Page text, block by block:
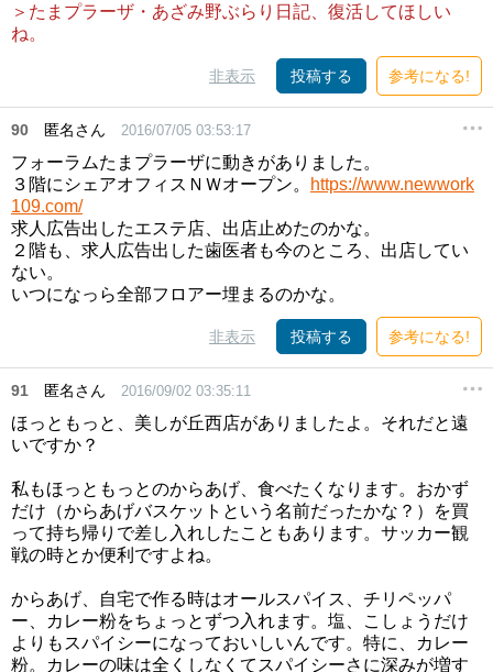
＞たまプラーザ・あざみ野ぶらり日記、復活してほしい
ね。
非表示 投稿する 参考になる!
90 匿名さん 2016/07/05 03:53:17
フォーラムたまプラーザに動きがありました。
３階にシェアオフィスＮＷオープン。
https://www.newwork
109.com/
求人広告出したエステ店、出店止めたのかな。
２階も、求人広告出した歯医者も今のところ、出店してい
ない。
いつになっら全部フロアー埋まるのかな。
非表示 投稿する 参考になる!
91 匿名さん 2016/09/02 03:35:11
ほっともっと、美しが丘西店がありましたよ。それだと遠
いですか？
私もほっともっとのからあげ、食べたくなります。おかず
だけ（からあげバスケットという名前だったかな？）を買
って持ち帰りで差し入れしたこともあります。サッカー観
戦の時とか便利ですよね。
からあげ、自宅で作る時はオールスパイス、チリペッパ
ー、カレー粉をちょっとずつ入れます。塩、こしょうだけ
よりもスパイシーになっておいしいんです。特に、カレー
粉。カレーの味は全くしなくてスパイシーさに深みが増す